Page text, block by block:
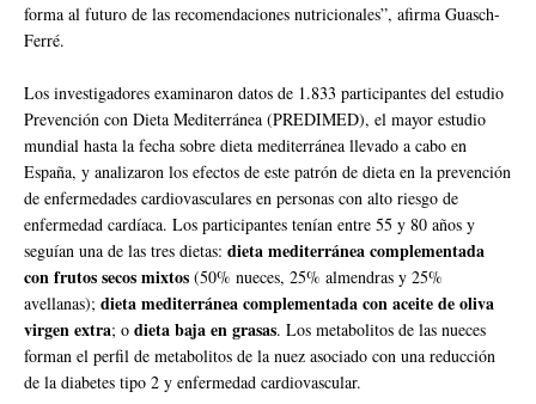
forma al futuro de las recomendaciones nutricionales”, afirma Guasch-
Ferré.
Los investigadores examinaron datos de 1.833 participantes del estudio
Prevención con Dieta Mediterránea (PREDIMED), el mayor estudio
mundial hasta la fecha sobre dieta mediterránea llevado a cabo en
España, y analizaron los efectos de este patrón de dieta en la prevención
de enfermedades cardiovasculares en personas con alto riesgo de
enfermedad cardíaca. Los participantes tenían entre 55 y 80 años y
seguían una de las tres dietas: dieta mediterránea complementada
con frutos secos mixtos (50% nueces, 25% almendras y 25%
avellanas); dieta mediterránea complementada con aceite de oliva
virgen extra; o dieta baja en grasas. Los metabolitos de las nueces
forman el perfil de metabolitos de la nuez asociado con una reducción
de la diabetes tipo 2 y enfermedad cardiovascular.